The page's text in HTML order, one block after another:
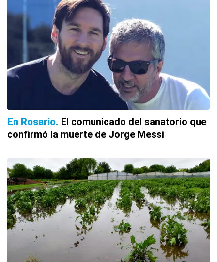
En Rosario El comunicado del sanatorio que
confirmó la muerte de Jorge Messi